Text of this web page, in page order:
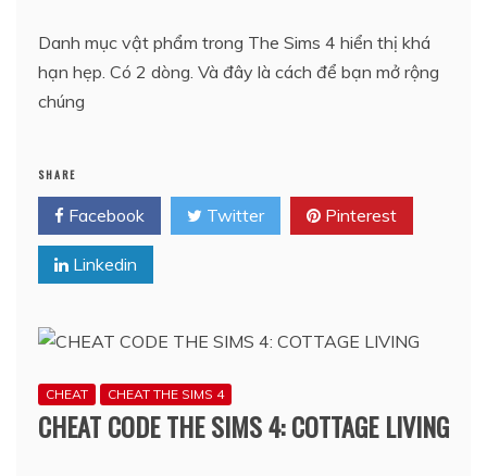
Danh mục vật phẩm trong The Sims 4 hiển thị khá
hạn hẹp. Có 2 dòng. Và đây là cách để bạn mở rộng
chúng
SHARE
Facebook Twitter Pinterest
Linkedin
CHEAT CHEAT THE SIMS 4
CHEAT CODE THE SIMS 4: COTTAGE LIVING